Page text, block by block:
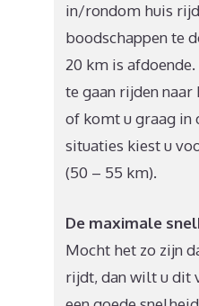
in/rondom huis
boodschappen te
20 km is
te gaan rijden
of komt u graag in
situaties kiest u
(50 – 55 km).
De maximale
Mocht het zo zijn
rijdt, dan wilt u dit